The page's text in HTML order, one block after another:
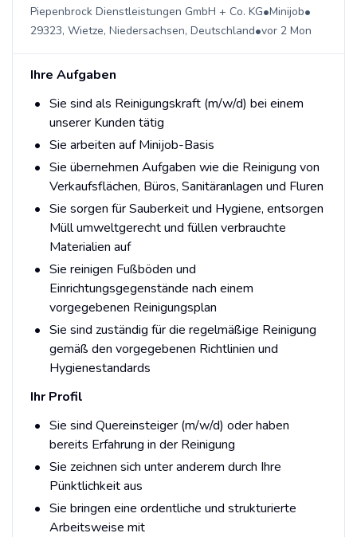
Piepenbrock Dienstleistungen GmbH + Co. KG•Minijob•
29323, Wietze, Niedersachsen, Deutschland•vor 2 Mon
Ihre Aufgaben
Sie sind als Reinigungskraft (m/w/d) bei einem
unserer Kunden tätig
Sie arbeiten auf Minijob-Basis
Sie übernehmen Aufgaben wie die Reinigung von
Verkaufsflächen, Büros, Sanitäranlagen und Fluren
Sie sorgen für Sauberkeit und Hygiene, entsorgen
Müll umweltgerecht und füllen verbrauchte
Materialien auf
Sie reinigen Fußböden und
Einrichtungsgegenstände nach einem
vorgegebenen Reinigungsplan
Sie sind zuständig für die regelmäßige Reinigung
gemäß den vorgegebenen Richtlinien und
Hygienestandards
Ihr Profil
Sie sind Quereinsteiger (m/w/d) oder haben
bereits Erfahrung in der Reinigung
Sie zeichnen sich unter anderem durch Ihre
Pünktlichkeit aus
Sie bringen eine ordentliche und strukturierte
Arbeitsweise mit